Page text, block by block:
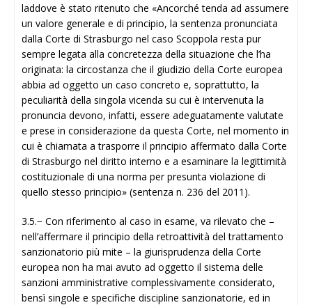
laddove è stato ritenuto che «Ancorché tenda ad assumere
un valore generale e di principio, la sentenza pronunciata
dalla Corte di Strasburgo nel caso Scoppola resta pur
sempre legata alla concretezza della situazione che l’ha
originata: la circostanza che il giudizio della Corte europea
abbia ad oggetto un caso concreto e, soprattutto, la
peculiarità della singola vicenda su cui è intervenuta la
pronuncia devono, infatti, essere adeguatamente valutate
e prese in considerazione da questa Corte, nel momento in
cui è chiamata a trasporre il principio affermato dalla Corte
di Strasburgo nel diritto interno e a esaminare la legittimità
costituzionale di una norma per presunta violazione di
quello stesso principio» (sentenza n. 236 del 2011).
3.5.− Con riferimento al caso in esame, va rilevato che –
nell’affermare il principio della retroattività del trattamento
sanzionatorio più mite – la giurisprudenza della Corte
europea non ha mai avuto ad oggetto il sistema delle
sanzioni amministrative complessivamente considerato,
bensì singole e specifiche discipline sanzionatorie, ed in